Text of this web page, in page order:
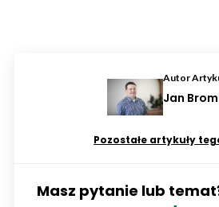
Autor
Jan
Pozostałe artykuły
Masz pytanie lub